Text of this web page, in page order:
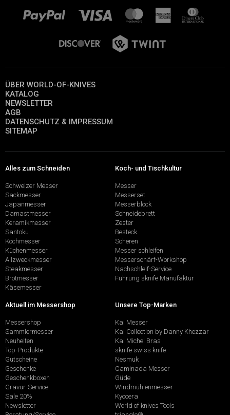
ÜBER WORLD-OF-KNIVES
KATALOG
NEWSLETTER
AGB
DATENSCHUTZ & IMPRESSUM
SITEMAP
Alles zum Schneiden
Schweizer Messer
Sackmesser
Japanmesser
Damastmesser
Keramikmesser
Santoku
Kochmesser
Küchenmesser
Allzweckmesser
Steakmesser
Brotmesser
Käsemesser
Koch- und Tischkultur
Messer
Messerset
Messerblock
Schneidebrett
Zester
Besteck
Scheren
Messer schleifen
Messerschärf-Workshop
Nachschleif-Service
Führung sknife Manufaktur
Aktuell im Messershop
Messershop
Sammlermesser
Neuheiten
Top-Produkte
Gutscheine
Geschenke
Geschenkboxen
Gravur-Service
Sale 20%
Newsletter
Unsere Top-Marken
Kai Messer
Kai Collection by Danny Khezzar
Kai Michel Bras
sknife swiss knife
Nesmuk
Caminada Messer
Güde
Windmühlenmesser
Kyocera
World of knives Tools